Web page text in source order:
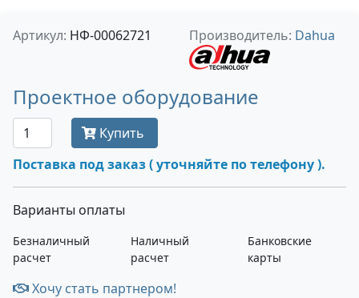
Артикул: НФ-00062721 Производитель: Dahua
Проектное оборудование
Купить
Поставка под заказ ( уточняйте по телефону ).
Варианты оплаты
Безналичный
расчет
Наличный
расчет
Банковские
карты
Хочу стать партнером!